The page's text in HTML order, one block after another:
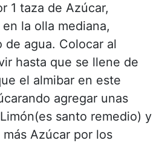
1 taza de Azúcar,
la olla mediana,
de agua. Colocar al
hasta que se llene de
el almibar en este
agregar unas
santo remedio) y
Azúcar por los